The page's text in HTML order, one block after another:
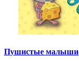
Пушистые малыши